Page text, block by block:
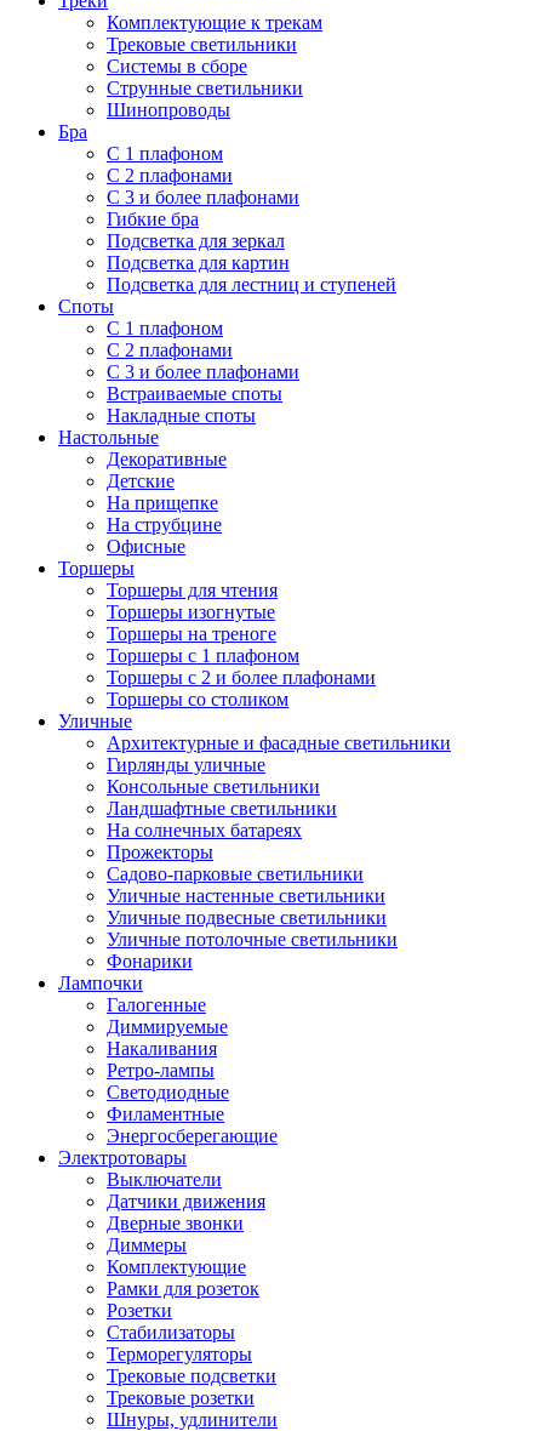
Комплектующие к трекам
Трековые светильники
Системы в сборе
Струнные светильники
Шинопроводы
Бра
С 1 плафоном
С 2 плафонами
С 3 и более плафонами
Гибкие бра
Подсветка для зеркал
Подсветка для картин
Подсветка для лестниц и ступеней
Споты
С 1 плафоном
С 2 плафонами
С 3 и более плафонами
Встраиваемые споты
Накладные споты
Настольные
Декоративные
Детские
На прищепке
На струбцине
Офисные
Торшеры
Торшеры для чтения
Торшеры изогнутые
Торшеры на треноге
Торшеры с 1 плафоном
Торшеры с 2 и более плафонами
Торшеры со столиком
Уличные
Архитектурные и фасадные светильники
Гирлянды уличные
Консольные светильники
Ландшафтные светильники
На солнечных батареях
Прожекторы
Садово-парковые светильники
Уличные настенные светильники
Уличные подвесные светильники
Уличные потолочные светильники
Фонарики
Лампочки
Галогенные
Диммируемые
Накаливания
Ретро-лампы
Светодиодные
Филаментные
Энергосберегающие
Электротовары
Выключатели
Датчики движения
Дверные звонки
Диммеры
Комплектующие
Рамки для розеток
Розетки
Стабилизаторы
Терморегуляторы
Трековые подсветки
Трековые розетки
Шнуры, удлинители